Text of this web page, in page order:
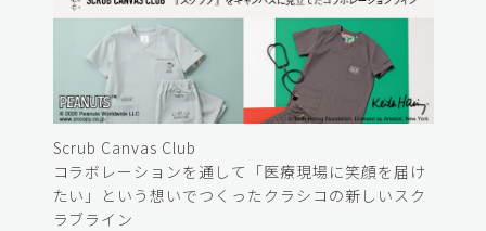
Scrub Canvas Club
コラボレーションを通して「医療現場に笑顔を届け
たい」という想いでつくったクラシコの新しいスク
ラブライン